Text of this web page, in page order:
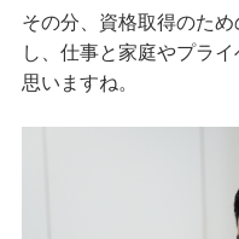
その分、資格取得のた
し、仕事と家庭やプラ
思いますね。